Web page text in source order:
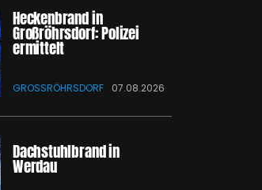
Heckenbrand in
Großröhrsdorf: Polizei
ermittelt
GROSSRÖHRSDORF 07.08.2026
Dachstuhlbrand in
Werdau